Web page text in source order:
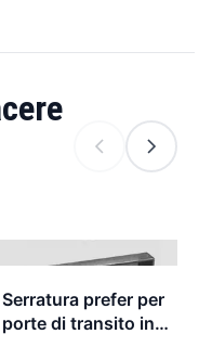
Serratura prefer per
porte di transito in